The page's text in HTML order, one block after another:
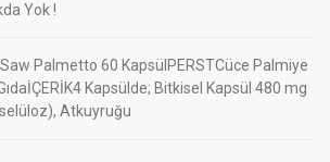
Yok !
Palmetto 60 KapsülPERSTCüce Palmiye
Kapsülde; Bitkisel Kapsül 480 mg
Atkuyruğu